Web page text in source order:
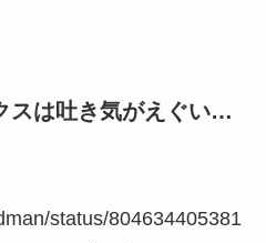
スは吐き気がえぐい…
status/804634405381